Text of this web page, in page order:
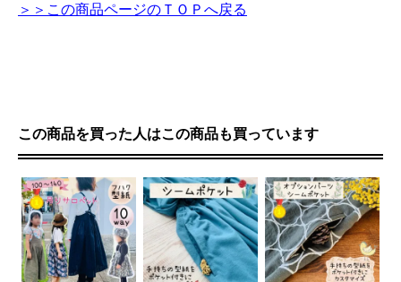
＞＞この商品ページのＴＯＰへ戻る
この商品を買った人はこの商品も買っています